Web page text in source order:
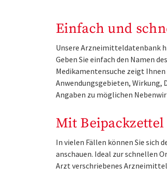
Einfach und
Unsere Arzneimitteldatenbank
Geben Sie einfach den Namen
Medikamentensuche zeigt
Anwendungsgebieten, Wirkung,
Angaben zu möglichen
Mit Beipackzettel
In vielen Fällen können Sie sich
anschauen. Ideal zur schnellen
Arzt verschriebenes